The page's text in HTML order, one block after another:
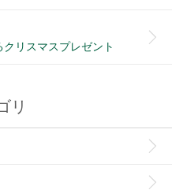
リスマスプレゼント
リ